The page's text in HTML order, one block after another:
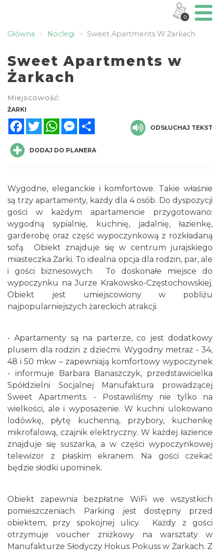
Główna Noclegi Sweet Apartments W Żarkach
Sweet Apartments w
Żarkach
Miejscowość:
ŻARKI
FacebookTwitterWhatsAppMessenger
ODSŁUCHAJ TEKST
DODAJ DO PLANERA
Wygodne, eleganckie i komfortowe. Takie właśnie
są trzy apartamenty, każdy dla 4 osób. Do dyspozycji
gości w każdym apartamencie przygotowano:
wygodną sypialnię, kuchnię, jadalnię, łazienkę,
garderobę oraz część wypoczynkową z rozkładaną
sofą. Obiekt znajduje się w centrum jurajskiego
miasteczka Żarki. To idealna opcja dla rodzin, par, ale
i gości biznesowych. To doskonałe miejsce do
wypoczynku na Jurze Krakowsko-Częstochowskiej.
Obiekt jest umiejscowiony w pobliżu
najpopularniejszych żareckich atrakcji.
- Apartamenty są na parterze, co jest dodatkowy
plusem dla rodzin z dziećmi. Wygodny metraż - 34,
48 i 50 mkw – zapewniają komfortowy wypoczynek
- informuje Barbara Banaszczyk, przedstawicielka
Spółdzielni Socjalnej Manufaktura prowadzącej
Sweet Apartments. - Postawiliśmy nie tylko na
wielkości, ale i wyposażenie. W kuchni ulokowano
lodówkę, płytę kuchenną, przybory, kuchenkę
mikrofalową, czajnik elektryczny. W każdej łazience
znajduje się suszarka, a w części wypoczynkowej
telewizor z płaskim ekranem. Na gości czekać
będzie słodki upominek.
Obiekt zapewnia bezpłatne WiFi we wszystkich
pomieszczeniach. Parking jest dostępny przed
obiektem, przy spokojnej ulicy. Każdy z gości
otrzymuje voucher zniżkowy na warsztaty w
Manufakturze Słodyczy Hokus Pokuss w Żarkach. Z
0